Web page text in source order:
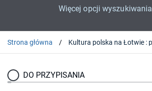
Więcej opcji wyszukiwania
Strona główna
DO PRZYPISANIA